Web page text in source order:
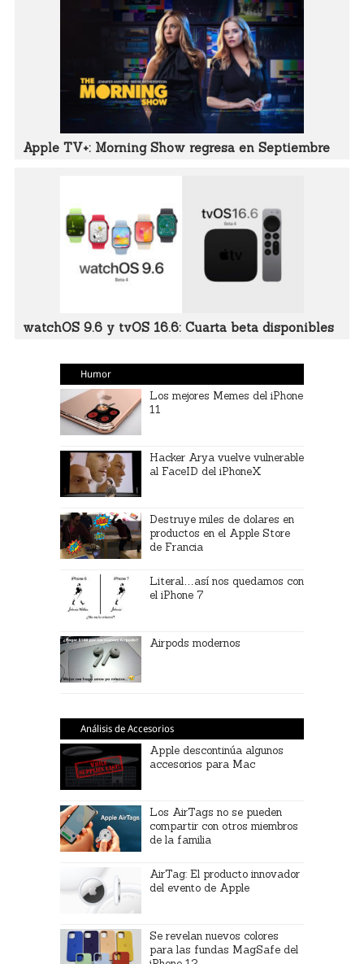
Apple TV+: Morning Show regresa en Septiembre
watchOS 9.6 y tvOS 16.6: Cuarta beta disponibles
Humor
Los mejores Memes del iPhone
11
Hacker Arya vuelve vulnerable
al FaceID del iPhoneX
Destruye miles de dolares en
productos en el Apple Store
de Francia
Literal…así nos quedamos con
el iPhone 7
Airpods modernos
Análisis de Accesorios
Apple descontinúa algunos
accesorios para Mac
Los AirTags no se pueden
compartir con otros miembros
de la familia
AirTag: El producto innovador
del evento de Apple
Se revelan nuevos colores
para las fundas MagSafe del